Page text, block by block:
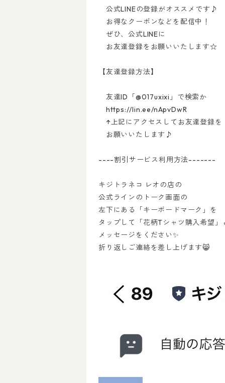
公式LINEの登録がオススメです♪
お得なクーポンなどを配信中！
ぜひ、公式LINEに
お友達登録をお願いいたします☆
【友達登録方法】
友達ID「@017uxixi」で検索か
https://lin.ee/nApvDwR
↑上記にアクセスしてお友達登録を
お願いいたします♪
----割引サービス利用方法-------
キジトラネコ レオの店の
公式ラインのトーク画面の
左下にある「キーボードマーク」を
タップして「花柄Tシャツ購入希望」
メッセージをください✨
折り返しご連絡を差し上げます😸